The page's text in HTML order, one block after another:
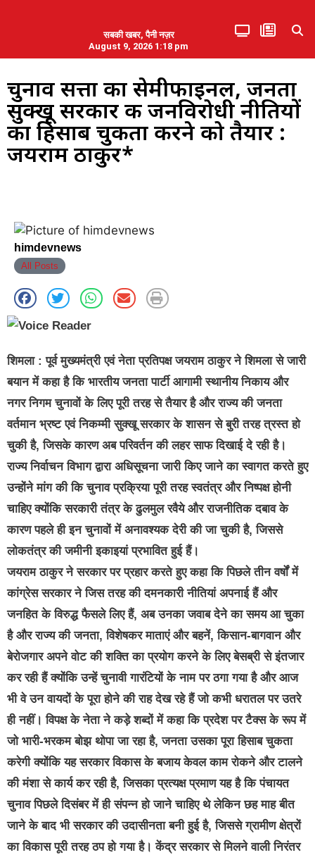
सबकी खबर, पैनी नज़र
August 9, 2026 1:18 pm
चुनाव सत्ता का सेमीफाइनल, जनता
सुक्खू सरकार की जनविरोधी नीतियों
का हिसाब चुकता करने को तैयार :
जयराम ठाकुर*
himdevnews
All Posts
शिमला : पूर्व मुख्यमंत्री एवं नेता प्रतिपक्ष जयराम ठाकुर ने शिमला से जारी
बयान में कहा है कि भारतीय जनता पार्टी आगामी स्थानीय निकाय और
नगर निगम चुनावों के लिए पूरी तरह से तैयार है और राज्य की जनता
वर्तमान भ्रष्ट एवं निकम्मी सुक्खू सरकार के शासन से बुरी तरह त्रस्त हो
चुकी है, जिसके कारण अब परिवर्तन की लहर साफ दिखाई दे रही है।
राज्य निर्वाचन विभाग द्वारा अधिसूचना जारी किए जाने का स्वागत करते हुए
उन्होंने मांग की कि चुनाव प्रक्रिया पूरी तरह स्वतंत्र और निष्पक्ष होनी
चाहिए क्योंकि सरकारी तंत्र के ढुलमुल रवैये और राजनीतिक दबाव के
कारण पहले ही इन चुनावों में अनावश्यक देरी की जा चुकी है, जिससे
लोकतंत्र की जमीनी इकाइयां प्रभावित हुई हैं।
जयराम ठाकुर ने सरकार पर प्रहार करते हुए कहा कि पिछले तीन वर्षों में
कांग्रेस सरकार ने जिस तरह की दमनकारी नीतियां अपनाई हैं और
जनहित के विरुद्ध फैसले लिए हैं, अब उनका जवाब देने का समय आ चुका
है और राज्य की जनता, विशेषकर माताएं और बहनें, किसान-बागवान और
बेरोजगार अपने वोट की शक्ति का प्रयोग करने के लिए बेसब्री से इंतजार
कर रही हैं क्योंकि उन्हें चुनावी गारंटियों के नाम पर ठगा गया है और आज
भी वे उन वायदों के पूरा होने की राह देख रहे हैं जो कभी धरातल पर उतरे
ही नहीं। विपक्ष के नेता ने कड़े शब्दों में कहा कि प्रदेश पर टैक्स के रूप में
जो भारी-भरकम बोझ थोपा जा रहा है, जनता उसका पूरा हिसाब चुकता
करेगी क्योंकि यह सरकार विकास के बजाय केवल काम रोकने और टालने
की मंशा से कार्य कर रही है, जिसका प्रत्यक्ष प्रमाण यह है कि पंचायत
चुनाव पिछले दिसंबर में ही संपन्न हो जाने चाहिए थे लेकिन छह माह बीत
जाने के बाद भी सरकार की उदासीनता बनी हुई है, जिससे ग्रामीण क्षेत्रों
का विकास पूरी तरह ठप हो गया है। केंद्र सरकार से मिलने वाली निरंतर